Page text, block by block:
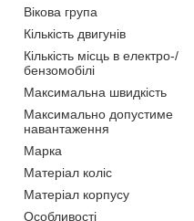
Вікова група
Кількість двигунів
Кількість місць в електро-/
бензомобілі
Максимальна швидкість
Максимально допустиме
навантаження
Марка
Матеріал коліс
Матеріал корпусу
Особливості